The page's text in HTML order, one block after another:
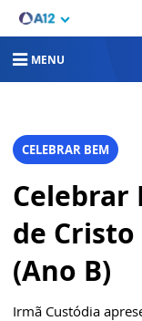
MENU
CELEBRAR BEM
Celebrar
de
(Ano B)
Irmã Custódia